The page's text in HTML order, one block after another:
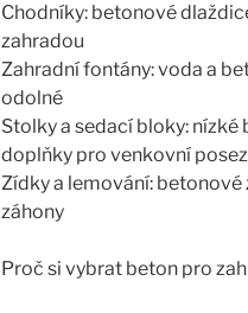
Chodníky: betonové
zahradou
Zahradní fontány: voda a
odolné
Stolky a sedací bloky:
doplňky pro venkovní
Zídky a lemování:
záhony
Proč si vybrat beton pro